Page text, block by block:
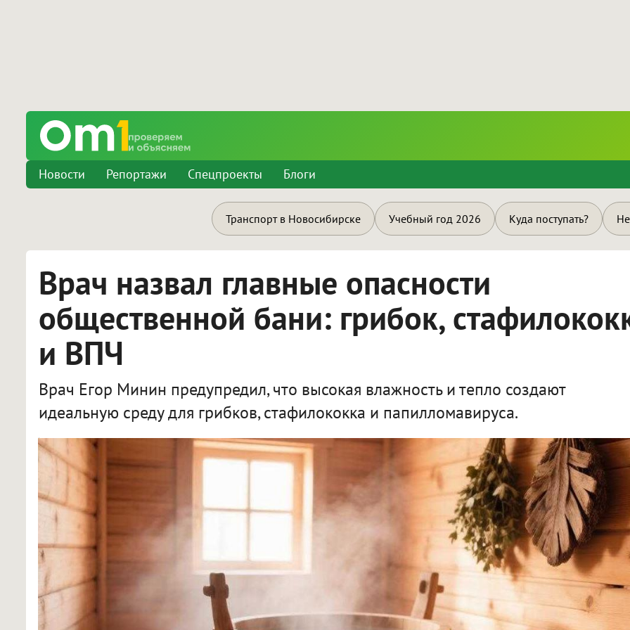
Новости Репортажи Спецпроекты Блоги
Транспорт в Новосибирске Учебный год 2026 Куда поступать?
Врач назвал главные опасности
общественной бани: грибок,
и ВПЧ
Врач Егор Минин предупредил, что высокая влажность и тепло создают
идеальную среду для грибков, стафилококка и папилломавируса.